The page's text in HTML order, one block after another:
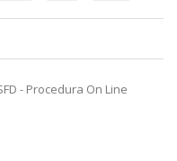
- Procedura On Line